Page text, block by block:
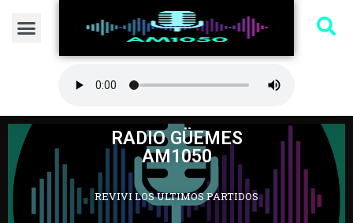
RADIO GÜEMES
AM1050
REVIVI LOS ULTIMOS PARTIDOS